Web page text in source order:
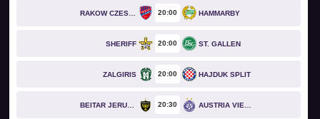
RAKOW CZESTOCHOWA 20 00 HAMMARBY
SHERIFF 20 00 ST. GALLEN
ZALGIRIS 20 00 HAJDUK SPLIT
BEITAR JERUSALEM 20 30